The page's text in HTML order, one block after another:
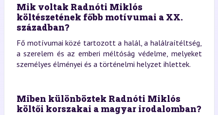
Mik voltak Radnóti Miklós
költészetének főbb motívumai a XX.
században?
Fő motívumai közé tartozott a halál, a halálraítéltség,
a szerelem és az emberi méltóság védelme, melyeket
személyes élményei és a történelmi helyzet ihlettek.
Miben különböztek Radnóti Miklós
költői korszakai a magyar irodalomban?